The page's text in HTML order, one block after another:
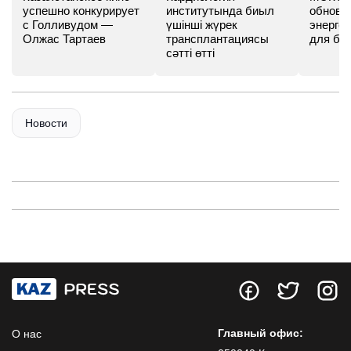
успешно конкурирует
с Голливудом —
Олжас Тартаев
институтында биыл
үшінші жүрек
трансплантациясы
сәтті өтті
для
Новости
О нас
Главный офис: